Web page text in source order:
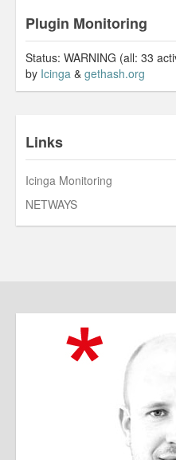
Plugin Monitoring
Status: WARNING (all: 33
by Icinga & gethash.org
Links
Icinga Monitoring
NETWAYS